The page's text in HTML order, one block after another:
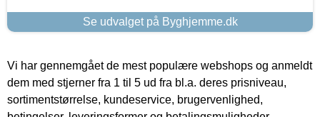
Se udvalget på Byghjemme.dk
Vi har gennemgået de mest populære webshops og anmeldt
dem med stjerner fra 1 til 5 ud fra bl.a. deres prisniveau,
sortimentstørrelse, kundeservice, brugervenlighed,